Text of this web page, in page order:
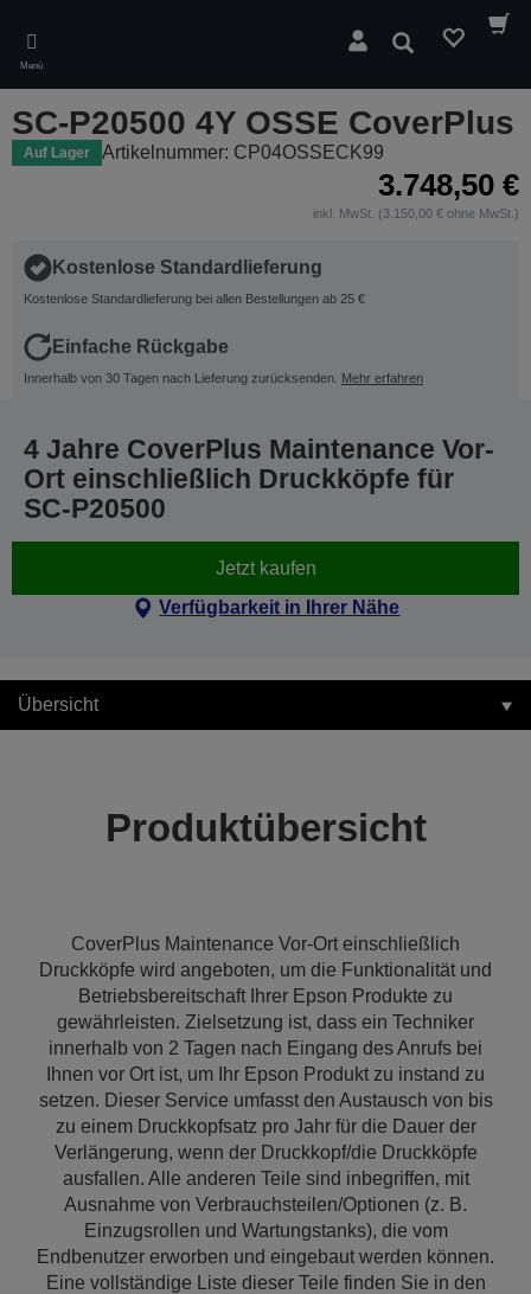
main
content
Menü
Suchen
SC-P20500 4Y OSSE CoverPlus
Auf Lager Artikelnummer: CP04OSSECK99
3.748,50 €
inkl. MwSt. (3.150,00 € ohne MwSt.)
Kostenlose Standardlieferung
Kostenlose Standardlieferung bei allen Bestellungen ab 25 €
Einfache Rückgabe
Innerhalb von 30 Tagen nach Lieferung zurücksenden. Mehr erfahren
4 Jahre CoverPlus Maintenance Vor-
Ort einschließlich Druckköpfe für
SC-P20500
Jetzt kaufen
Verfügbarkeit in Ihrer Nähe
Übersicht
Produktübersicht
CoverPlus Maintenance Vor-Ort einschließlich
Druckköpfe wird angeboten, um die Funktionalität und
Betriebsbereitschaft Ihrer Epson Produkte zu
gewährleisten. Zielsetzung ist, dass ein Techniker
innerhalb von 2 Tagen nach Eingang des Anrufs bei
Ihnen vor Ort ist, um Ihr Epson Produkt zu instand zu
setzen. Dieser Service umfasst den Austausch von bis
zu einem Druckkopfsatz pro Jahr für die Dauer der
Verlängerung, wenn der Druckkopf/die Druckköpfe
ausfallen. Alle anderen Teile sind inbegriffen, mit
Ausnahme von Verbrauchsteilen/Optionen (z. B.
Einzugsrollen und Wartungstanks), die vom
Endbenutzer erworben und eingebaut werden können.
Eine vollständige Liste dieser Teile finden Sie in den